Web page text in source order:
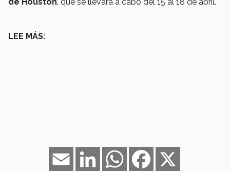
de Houston, que se llevará a cabo del 15 al 18 de abril.
LEE MÁS:
Facebook
WhatsApp
LinkedIn
Email